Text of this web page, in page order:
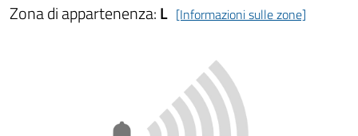
Zona di appartenenza:L [Informazioni sulle zone]